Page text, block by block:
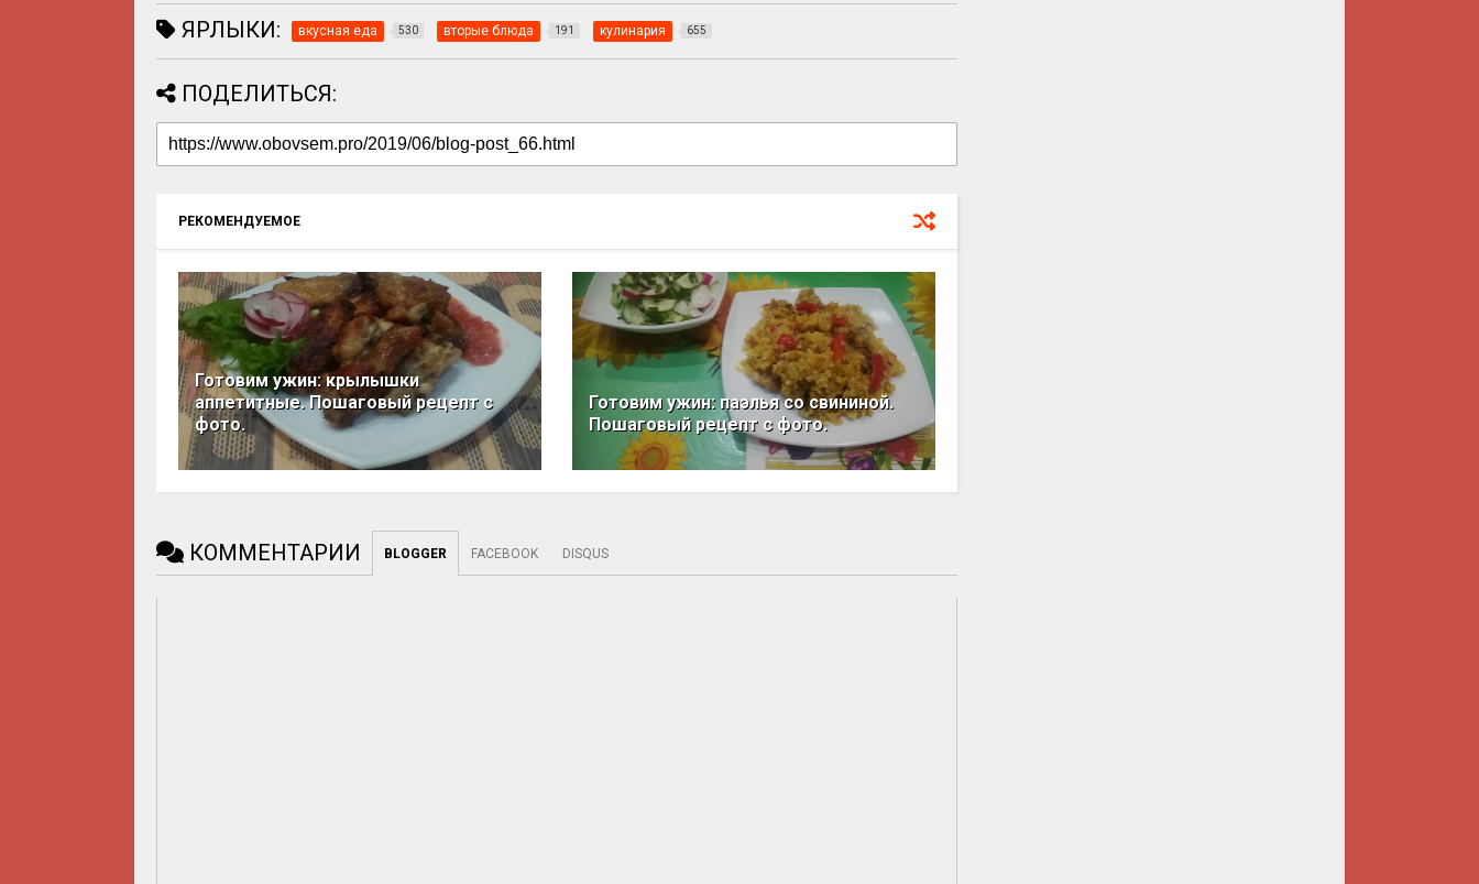
ЯРЛЫКИ: вкусная еда 530 вторые блюда 191 кулинария 655
ПОДЕЛИТЬСЯ:
РЕКОМЕНДУЕМОЕ
Готовим ужин: крылышки
аппетитные. Пошаговый рецепт с
фото.
Готовим ужин: паэлья со свининой.
Пошаговый рецепт с фото.
КОММЕНТАРИИ BLOGGER FACEBOOK DISQUS